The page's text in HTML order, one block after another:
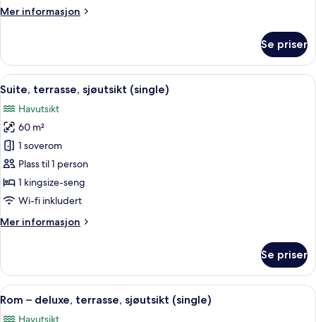
Mer informasjon
Mer
terrasse,
sjøutsikt
Se priser
Åpne
alle
bildene
av
Suite,
terrasse,
sjøutsikt
(single)
1 soverom, sengetøy av topp
12
Suite, terrasse, sjøutsikt (single)
Havutsikt
60 m²
1 soverom
Plass til 1 person
1 kingsize-seng
Wi-fi inkludert
Mer informasjon
Mer
terrasse,
sjøutsikt
(single)
Se priser
Åpne
alle
1 soverom, sengetøy av topp
5
Rom – deluxe, terrasse, sjøutsikt (single)
Havutsikt